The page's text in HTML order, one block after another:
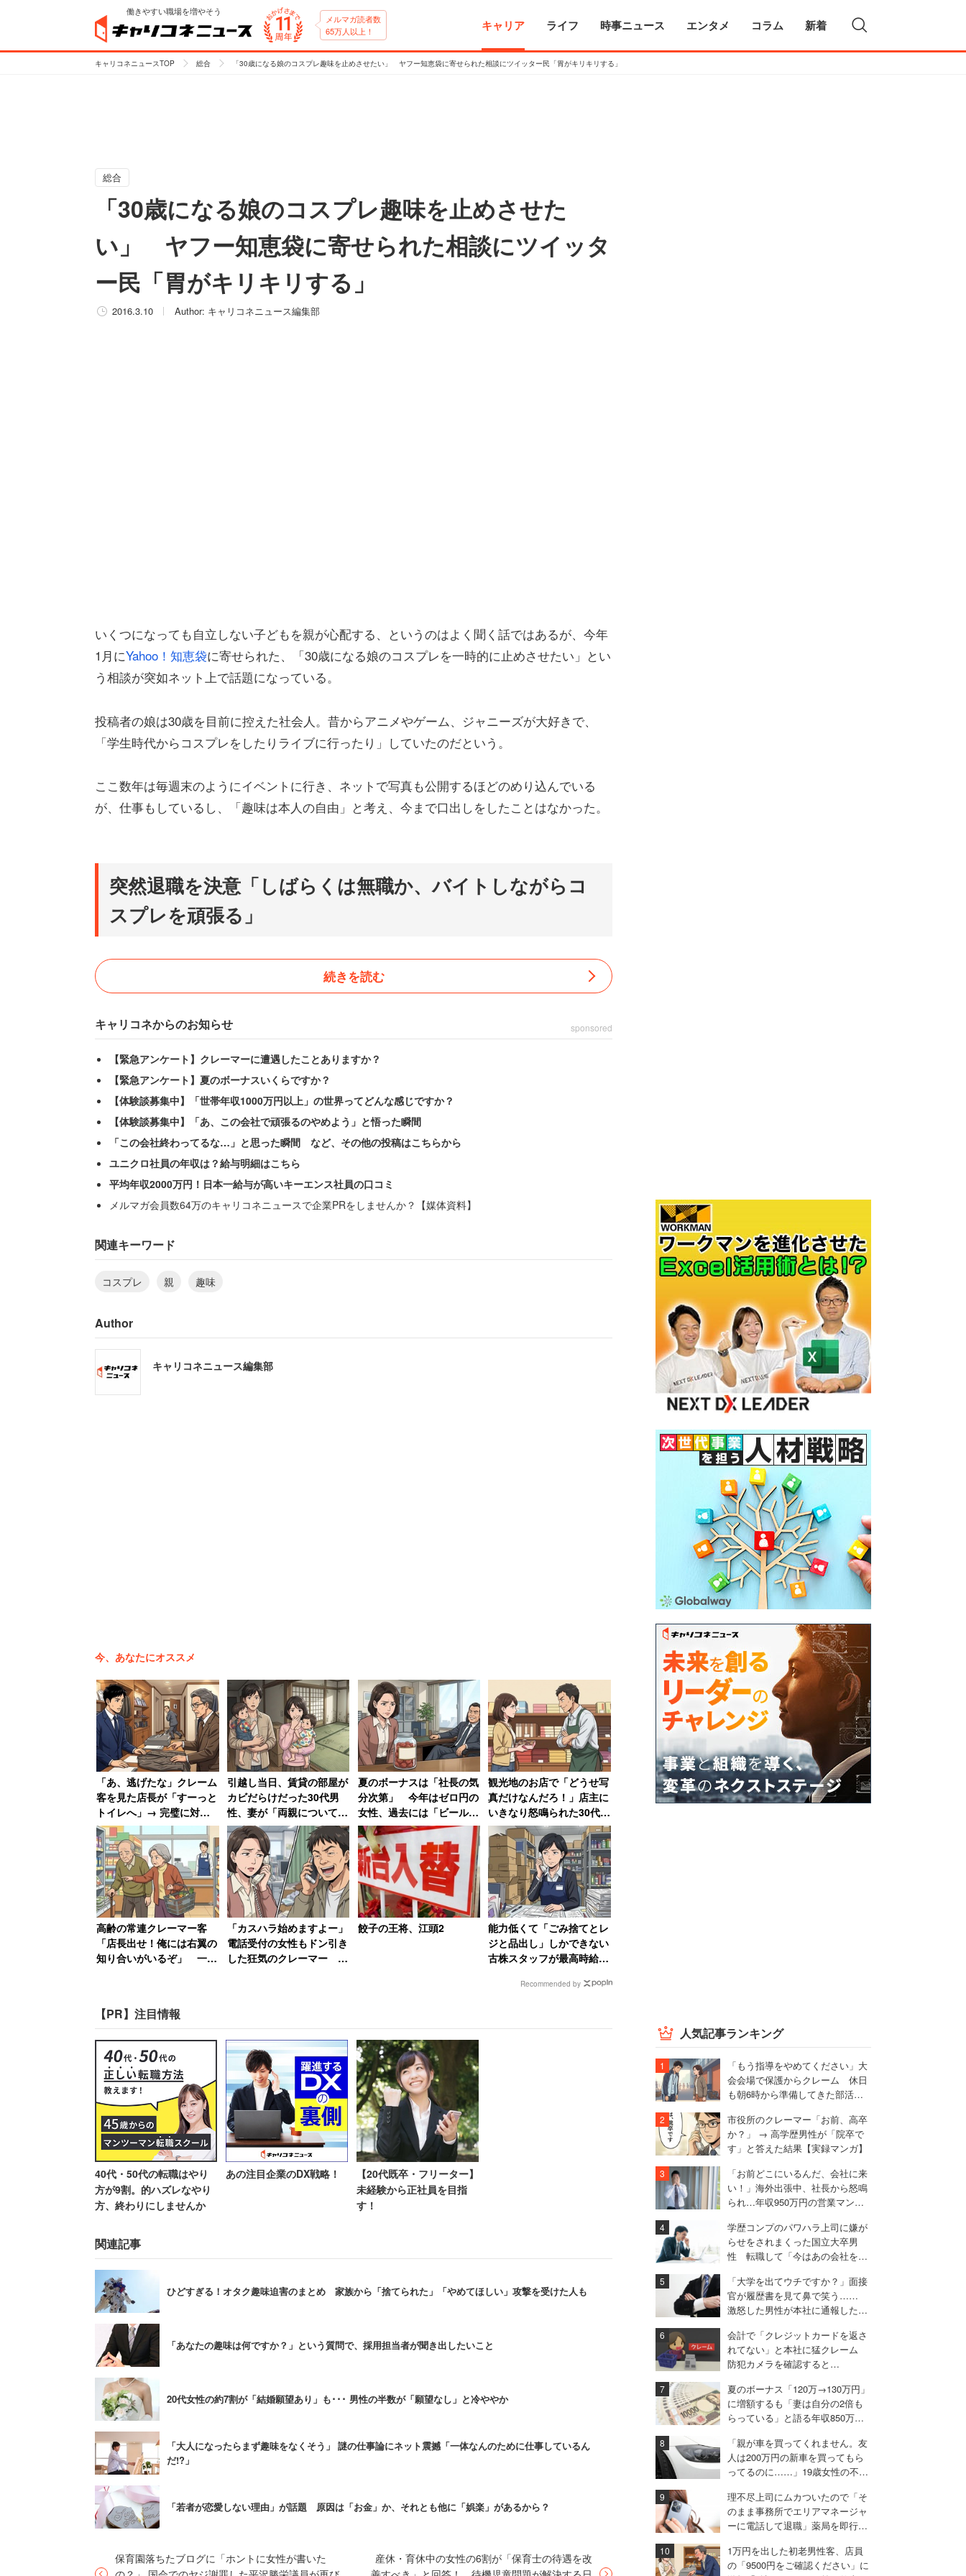
働きやすい職場を増やそう
メルマガ読者数
65万人以上！
キャリア ライフ 時事ニュース エンタメ コラム 新着
キャリコネニュースTOP 総合 「30歳になる娘のコスプレ趣味を止めさせたい」 ヤフー知恵袋に寄せられた相談にツイッター民「胃がキリキリする」
総合
「30歳になる娘のコスプレ趣味を止めさせた
い」 ヤフー知恵袋に寄せられた相談にツイッタ
ー民「胃がキリキリする」
2016.3.10 Author: キャリコネニュース編集部
いくつになっても自立しない子どもを親が心配する、というのはよく聞く話ではあるが、今年
1月にYahoo！知恵袋に寄せられた、「30歳になる娘のコスプレを一時的に止めさせたい」とい
う相談が突如ネット上で話題になっている。
投稿者の娘は30歳を目前に控えた社会人。昔からアニメやゲーム、ジャニーズが大好きで、
「学生時代からコスプレをしたりライブに行ったり」していたのだという。
ここ数年は毎週末のようにイベントに行き、ネットで写真も公開するほどのめり込んでいる
が、仕事もしているし、「趣味は本人の自由」と考え、今まで口出しをしたことはなかった。
突然退職を決意「しばらくは無職か、バイトしながらコ
スプレを頑張る」
で、母親は転職や婚活を視野に入れるのもありだとし、「仕事を辞めるのも１つの選択肢」と
伝えた。
すると娘は翌日、会社に退職の意向を伝え、家族には「しばらくは無職か、バイトしながらコ
スプレを頑張る」と言い出したという。その後、転職活動はせずにコスプレやアニメ関連の予
定ばかり入れるようになった。
本人は「転職なんていつでもできる」「いずれ結婚するだろうから、別に正社員である必要な
んてない」と考えているようだが、母親は「このご時世、そんな簡単に転職も結婚もできると
は思えません」と不安が募るばかりだ。
「自分の娘ですが、どちらかといえばふくよかで無愛想な顔をしており、お世辞
にも他人から見れば可愛い子ではありません。現実が見えていないのか、見よう
としていないのか、どちらにせよこのままでは危険だと感じています」
趣味を否定したいわけではなく、今だけ止めてもらうことはできないかと考えており、「（娘
に）現実をちゃんと見てくれるようにするにはどう話をすればよいでしょうか？」と相談して
いる。
「実家から叩き出す」「コスプレ用品取り上げる」とい
う強硬案も
職しないなら家事をやれ。家事をしないなら就職しろ！」と言われた知人が、ハローワークに
行った様子を見たといい、「家事を全部やらせれば面倒になって再就職すると思いますよ」と
アドバイスしている。
また、質問者の娘は「モテない現実」を直視したくないだけの「婚活したくない典型的なオタ
ク女子」とも指摘。危機感を持たせるために「男性は同年代の女性をババアだと思う傾向があ
る」ことを伝え、「30代の男性と結婚したければ今のうちしかない」と主張するのがいいので
はないかと話した。
他の回答者からも「実家から叩き出して、独り暮らしをさせるべき」「寝てる間に一度コスプ
レ用品を取り上げ、きちんと話をする」といった声が出ており、娘に厳しい見方が相次いだ。
一方で、本当に娘に結婚してもらいたいなら、母親が縁談を探してくるのがいい、という提案
も。趣味の合いそうな人のいる「アニメ・オタク系の婚活」への参加を勧めてみることが出来
続きを読む
キャリコネからのお知らせ sponsored
【緊急アンケート】クレーマーに遭遇したことありますか？
【緊急アンケート】夏のボーナスいくらですか？
【体験談募集中】「世帯年収1000万円以上」の世界ってどんな感じですか？
【体験談募集中】「あ、この会社で頑張るのやめよう」と悟った瞬間
「この会社終わってるな…」と思った瞬間 など、その他の投稿はこちらから
ユニクロ社員の年収は？給与明細はこちら
平均年収2000万円！日本一給与が高いキーエンス社員の口コミ
メルマガ会員数64万のキャリコネニュースで企業PRをしませんか？【媒体資料】
関連キーワード
コスプレ 親 趣味
Author
キャリコネニュース編集部
今、あなたにオススメ
「あ、逃げたな」クレーム
客を見た店長が「すーっと
トイレへ」→ 完璧に対応
した男性、店長の“ニヤニ
ヤ”に呆れ果てる
引越し当日、賃貸の部屋が
カビだらけだった30代男
性、妻が「両親についてい
る弁護士に相談しますね」
と反撃した結果
夏のボーナスは「社長の気
分次第」 今年はゼロ円の
女性、過去には「ビールや
梅干し」の現物支給の年も
観光地のお店で「どうせ写
真だけなんだろ！」店主に
いきなり怒鳴られた30代女
性、何も買わずに怒りの退
店【前編】
高齢の常連クレーマー客
「店長出せ！俺には右翼の
知り合いがいるぞ」 一方
「カスハラ始めますよー」
電話受付の女性もドン引き
した狂気のクレーマー
餃子の王将、江頭2
能力低くて「ごみ捨てとレ
ジと品出し」しかできない
古株スタッフが最高時給
円低い女性のやる気は消滅
Recommended by
【PR】注目情報
40代・50代の転職はやり
方が9割。的ハズレなやり
方、終わりにしませんか
あの注目企業のDX戦略！
【20代既卒・フリーター】
未経験から正社員を目指
す！
関連記事
ひどすぎる！オタク趣味迫害のまとめ 家族から「捨てられた」「やめてほしい」攻撃を受けた人も
「あなたの趣味は何ですか？」という質問で、採用担当者が聞き出したいこと
20代女性の約7割が「結婚願望あり」も･･･ 男性の半数が「願望なし」と冷ややか
「大人になったらまず趣味をなくそう」 謎の仕事論にネット震撼「一体なんのために仕事しているん
だ!?」
「若者が恋愛しない理由」が話題 原因は「お金」か、それとも他に「娯楽」があるから？
保育園落ちたブログに「ホントに女性が書いた
産休・育休中の女性の6割が「保育士の待遇を改
人気記事ランキング
「もう指導をやめてください」大
会会場で保護からクレーム 休日
も朝6時から準備してきた部活動
市役所のクレーマー「お前、高卒
か？」 → 高学歴男性が「院卒で
す」と答えた結果【実録マンガ】
「お前どこにいるんだ、会社に来
い！」海外出張中、社長から怒鳴
られ…年収950万円の営業マンが
学歴コンプのパワハラ上司に嫌が
らせをされまくった国立大卒男
性 転職して「今はあの会社を使
「大学を出てウチですか？」面接
官が履歴書を見て鼻で笑う……
激怒した男性が本社に通報した結
会計で「クレジットカードを返さ
れてない」と本社に猛クレーム
防犯カメラを確認すると…
夏のボーナス「120万→130万円」
に増額するも「妻は自分の2倍も
らっている」と語る年収850万円
「親が車を買ってくれません。友
人は200万円の新車を買ってもら
ってるのに……」19歳女性の不満
理不尽上司にムカついたので「そ
のまま事務所でエリアマネージャ
ーに電話して退職」薬局を即行で
1万円を出した初老男性客、店員
の「9500円をご確認ください」に